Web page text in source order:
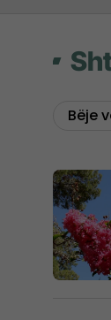
Bëje